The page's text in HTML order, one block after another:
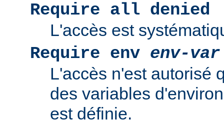
Require all denied
L'accès est
Require env env-var
L'accès n'est autorisé
des variables
est définie.